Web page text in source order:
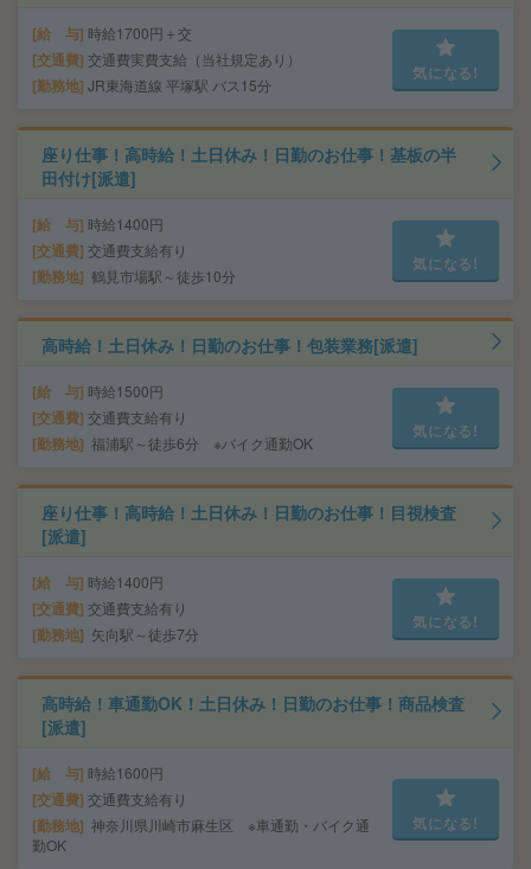
給 与 時給1700円＋交
交通費 交通費実費支給（当社規定あり）
勤務地 JR東海道線 平塚駅 バス15分
気になる!
座り仕事！高時給！土日休み！日勤のお仕事！基板の半
田付け[派遣]
給 与 時給1400円
交通費 交通費支給有り
勤務地 鶴見市場駅～徒歩10分
気になる!
高時給！土日休み！日勤のお仕事！包装業務[派遣]
給 与 時給1500円
交通費 交通費支給有り
勤務地 福浦駅～徒歩6分 ※バイク通勤OK
気になる!
座り仕事！高時給！土日休み！日勤のお仕事！目視検査
[派遣]
給 与 時給1400円
交通費 交通費支給有り
勤務地 矢向駅～徒歩7分
気になる!
高時給！車通勤OK！土日休み！日勤のお仕事！商品検査
[派遣]
給 与 時給1600円
交通費 交通費支給有り
勤務地 神奈川県川崎市麻生区 ※車通勤・バイク通
勤OK
気になる!